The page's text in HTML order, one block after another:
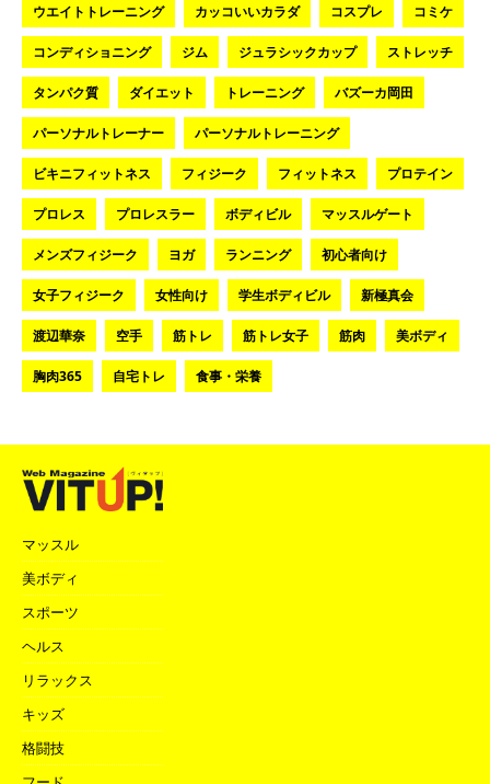
ウエイトトレーニング カッコいいカラダ コスプレ コミケ
コンディショニング ジム ジュラシックカップ ストレッチ
タンパク質 ダイエット トレーニング バズーカ岡田
パーソナルトレーナー パーソナルトレーニング
ビキニフィットネス フィジーク フィットネス プロテイン
プロレス プロレスラー ボディビル マッスルゲート
メンズフィジーク ヨガ ランニング 初心者向け
女子フィジーク 女性向け 学生ボディビル 新極真会
渡辺華奈 空手 筋トレ 筋トレ女子 筋肉 美ボディ
胸肉365 自宅トレ 食事・栄養
マッスル
美ボディ
スポーツ
ヘルス
リラックス
キッズ
格闘技